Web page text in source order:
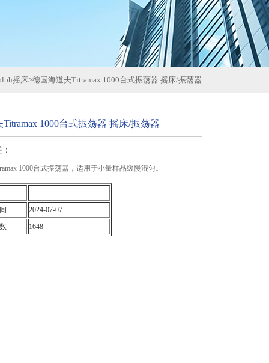
摇床>德国海道夫Titramax 1000台式振荡器 摇床/振荡器
1000台式振荡器 摇床/振荡器
1000台式振荡器，适用于小量样品缓慢混匀。
2024-07-07
1648